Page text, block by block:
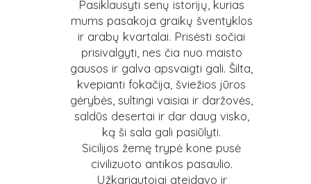
Pasiklausyti senų istorijų, kurias
mums pasakoja graikų šventyklos
ir arabų kvartalai. Prisėsti sočiai
prisivalgyti, nes čia nuo maisto
gausos ir galva apsvaigti gali. Šilta,
kvepianti fokačija, šviežios jūros
gėrybės, sultingi vaisiai ir daržovės,
saldūs desertai ir dar daug visko,
ką ši sala gali pasiūlyti.
Sicilijos žemę trypė kone pusė
civilizuoto antikos pasaulio.
Užkariautojai ateidavo ir